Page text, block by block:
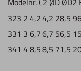
Modelnr. C2 ØD ØD2
323 2 4,2 4,2 28,5 96
331 3 6,7 6,7 56,5
341 48,5 8,5 71,5